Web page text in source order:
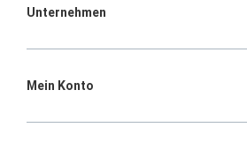
Unternehmen
Mein Konto